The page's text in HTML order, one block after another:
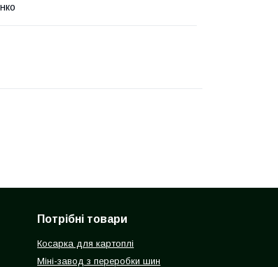
Потрібні товари
Косарка для картоплі
Міні-завод з переробки шин